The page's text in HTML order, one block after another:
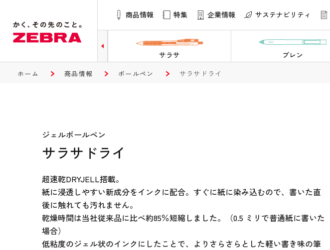
商品情報 特集 企業情報 サステナビリティ
サラサ ブレン
ホーム 商品情報 ボールペン サラサドライ
ジェルボールペン
サラサドライ
超速乾DRYJELL搭載。
紙に浸透しやすい新成分をインクに配合。すぐに紙に染み込むので、書いた直
後に触れても汚れません。
乾燥時間は当社従来品に比べ約85％短縮しました。（0.5 ミリで普通紙に書いた
場合）
低粘度のジェル状のインクにしたことで、よりさらさらとした軽い書き味の筆